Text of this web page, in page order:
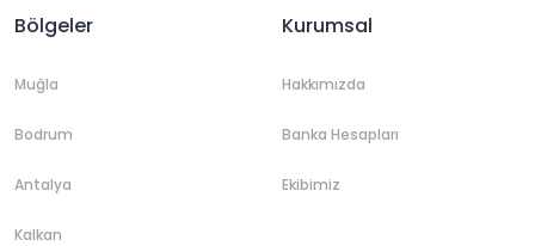
Bölgeler
Muğla
Bodrum
Antalya
Kalkan
Kurumsal
Hakkımızda
Banka Hesapları
Ekibimiz